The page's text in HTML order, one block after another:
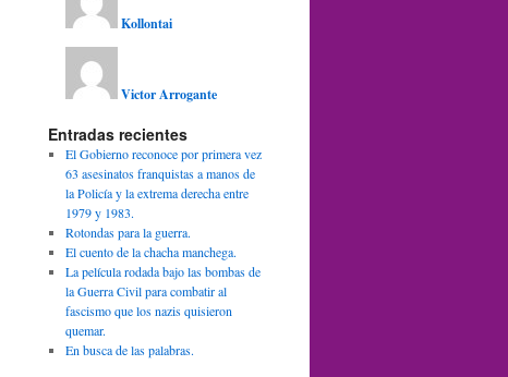
Kollontai
Victor Arrogante
Entradas recientes
El Gobierno reconoce por primera vez
63 asesinatos franquistas a manos de
la Policía y la extrema derecha entre
1979 y 1983.
Rotondas para la guerra.
El cuento de la chacha manchega.
La película rodada bajo las bombas de
la Guerra Civil para combatir al
fascismo que los nazis quisieron
quemar.
En busca de las palabras.